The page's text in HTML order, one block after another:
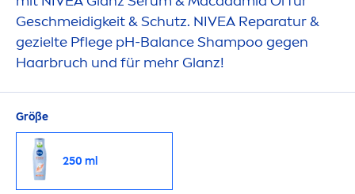
Geschmeidigkeit & Schutz. NIVEA Reparatur &
gezielte Pflege pH-BalanceShampoo gegen
Haarbruch und für mehr Glanz!
Größe
250 ml